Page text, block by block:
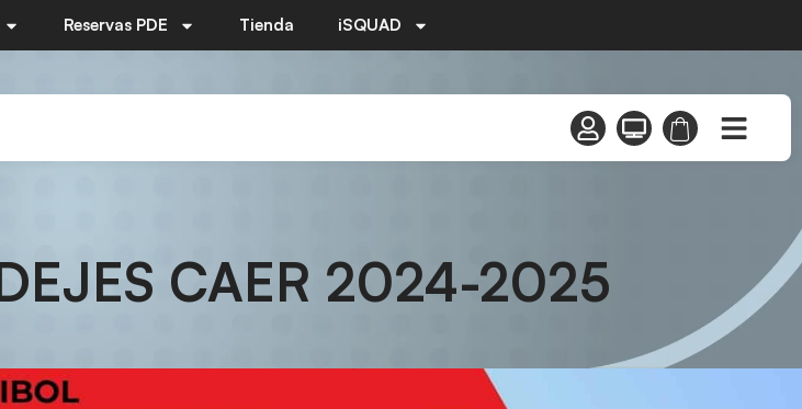
Reservas PDE Tienda iSQUAD
CAER 2024-2025